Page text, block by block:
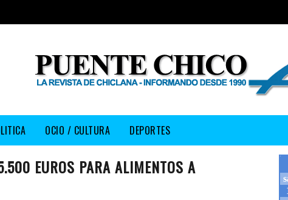
OCIO / CULTURA DEPORTES
EUROS PARA ALIMENTOS A